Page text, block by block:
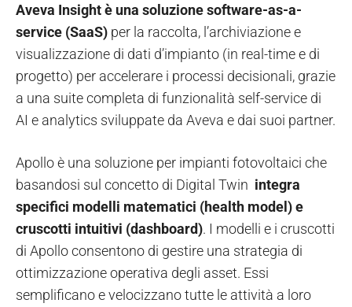
Aveva Insight è una soluzione software-as-a-
service (SaaS) per la raccolta, l’archiviazione e
visualizzazione di dati d’impianto (in real-time e di
progetto) per accelerare i processi decisionali, grazie
a una suite completa di funzionalità self-service di
AI e analytics sviluppate da Aveva e dai suoi partner.
Apollo è una soluzione per impianti fotovoltaici che
basandosi sul concetto di Digital Twin integra
specifici modelli matematici (health model) e
cruscotti intuitivi (dashboard). I modelli e i cruscotti
di Apollo consentono di gestire una strategia di
ottimizzazione operativa degli asset. Essi
semplificano e velocizzano tutte le attività a loro